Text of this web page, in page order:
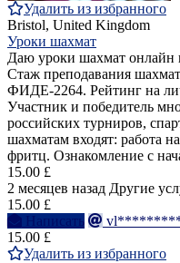
Удалить из избранного
Bristol, United Kingdom
Уроки шахмат
Даю уроки шахмат онлайн
Стаж преподавания
ФИДЕ-2264. Рейтинг на
Участник и победитель
российских турниров,
шахматам входят: работа
фритц. Ознакомление с
15.00 £
2 месяцев назад Другие
15.00 £
Написать
15.00 £
Удалить из избранного